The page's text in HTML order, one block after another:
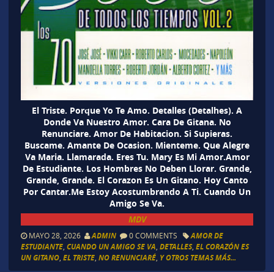
El Triste. Porque Yo Te Amo. Detalles (Detalhes). A
Donde Va Nuestro Amor. Cara De Gitana. No
Renunciare. Amor De Habitacion. Si Supieras.
Buscame. Amante De Ocasion. Mienteme. Que Alegre
Va Maria. Llamarada. Eres Tu. Mary Es Mi Amor.Amor
De Estudiante. Los Hombres No Deben Llorar. Grande,
Grande, Grande. El Corazon Es Un Gitano. Hoy Canto
Por Cantar.Me Estoy Acostumbrando A Ti. Cuando Un
Amigo Se Va.
MDV
MAYO 28, 2026 ADMIN 0 COMMENTS
AMOR DE
ESTUDIANTE, CUANDO UN AMIGO SE VA DETALLES, EL CORAZÓN ES
UN GITANO, EL TRISTE, NO RENUNCIARÉ, Y OTROS TEMAS MÁS...